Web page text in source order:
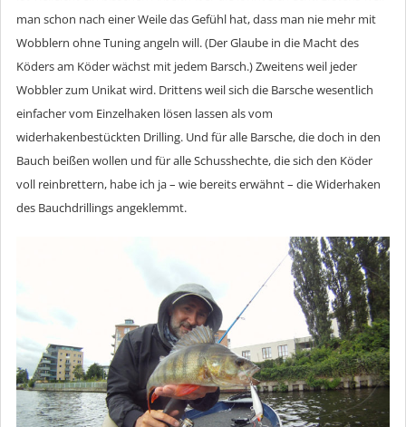
man schon nach einer Weile das Gefühl hat, dass man nie mehr mit
Wobblern ohne Tuning angeln will. (Der Glaube in die Macht des
Köders am Köder wächst mit jedem Barsch.) Zweitens weil jeder
Wobbler zum Unikat wird. Drittens weil sich die Barsche wesentlich
einfacher vom Einzelhaken lösen lassen als vom
widerhakenbestückten Drilling. Und für alle Barsche, die doch in den
Bauch beißen wollen und für alle Schusshechte, die sich den Köder
voll reinbrettern, habe ich ja – wie bereits erwähnt – die Widerhaken
des Bauchdrillings angeklemmt.